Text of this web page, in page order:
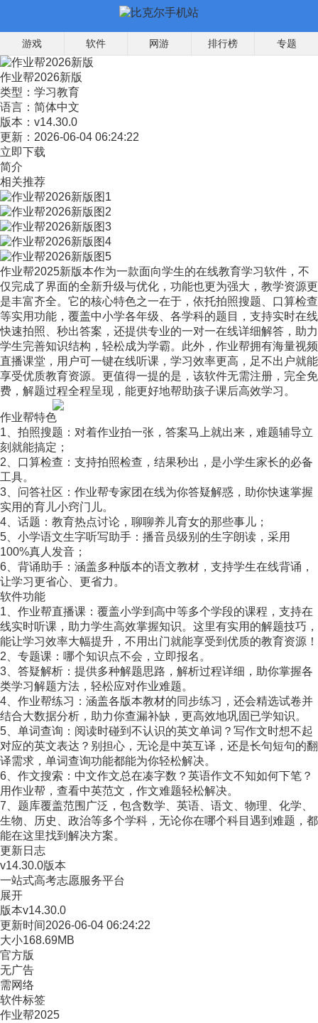
游戏 软件 网游 排行榜 专题
作业帮2026新版
类型： 学习教育
语言： 简体中文
版本： v14.30.0
更新： 2026-06-04 06:24:22
立即下载
简介
相关推荐
作业帮2025新版本作为一款面向学生的在线教育学习软件，不
仅完成了界面的全新升级与优化，功能也更为强大，教学资源更
是丰富齐全。它的核心特色之一在于，依托拍照搜题、口算检查
等实用功能，覆盖中小学各年级、各学科的题目，支持实时在线
快速拍照、秒出答案，还提供专业的一对一在线详细解答，助力
学生完善知识结构，轻松成为学霸。此外，作业帮拥有海量视频
直播课堂，用户可一键在线听课，学习效率更高，足不出户就能
享受优质教育资源。更值得一提的是，该软件无需注册，完全免
费，解题过程全程呈现，能更好地帮助孩子课后高效学习。
作业帮特色
1、拍照搜题：对着作业拍一张，答案马上就出来，难题辅导立
刻就能搞定；
2、口算检查：支持拍照检查，结果秒出，是小学生家长的必备
工具。
3、问答社区：作业帮专家团在线为你答疑解惑，助你快速掌握
实用的育儿小窍门儿。
4、话题：教育热点讨论，聊聊养儿育女的那些事儿；
5、小学语文生字听写助手：播音员级别的生字朗读，采用
100%真人发音；
6、背诵助手：涵盖多种版本的语文教材，支持学生在线背诵，
让学习更省心、更省力。
软件功能
1、作业帮直播课：覆盖小学到高中等多个学段的课程，支持在
线实时听课，助力学生高效掌握知识。这里有实用的解题技巧，
能让学习效率大幅提升，不用出门就能享受到优质的教育资源！
2、专题课：哪个知识点不会，立即报名。
3、答疑解析：提供多种解题思路，解析过程详细，助你掌握各
类学习解题方法，轻松应对作业难题。
4、作业帮练习：涵盖各版本教材的同步练习，还会精选试卷并
结合大数据分析，助力你查漏补缺，更高效地巩固已学知识。
5、单词查询：阅读时碰到不认识的英文单词？写作文时想不起
对应的英文表达？别担心，无论是中英互译，还是长句短句的翻
译需求，单词查询功能都能为你轻松解决。
6、作文搜索：中文作文总在凑字数？英语作文不知如何下笔？
用作业帮，查看中英范文，作文难题轻松解决。
7、题库覆盖范围广泛，包含数学、英语、语文、物理、化学、
生物、历史、政治等多个学科，无论你在哪个科目遇到难题，都
能在这里找到解决方案。
更新日志
v14.30.0版本
一站式高考志愿服务平台
展开
版本v14.30.0
更新时间2026-06-04 06:24:22
大小168.69MB
官方版
无广告
需网络
软件标签
作业帮2025